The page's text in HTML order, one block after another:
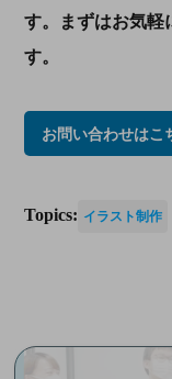
す。まずはお気軽
す。
お問い合わせはこ
Topics: イラスト制作